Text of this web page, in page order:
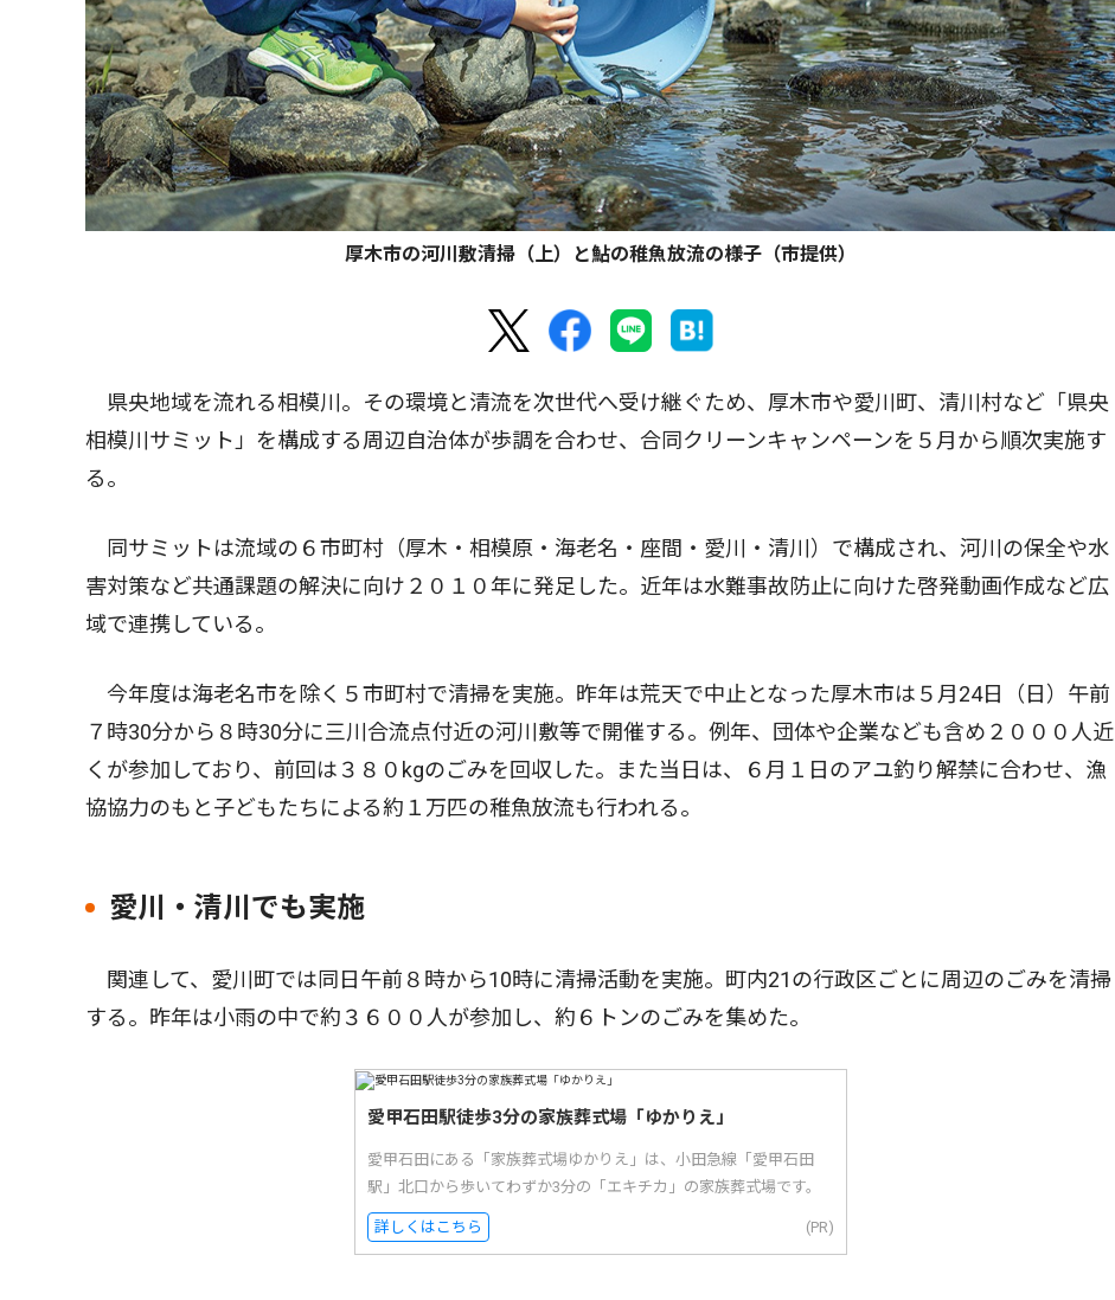
厚木市の河川敷清掃（上）と鮎の稚魚放流の様子（市提供）
県央地域を流れる相模川。その環境と清流を次世代へ受け継ぐため、厚木市や愛川町、清川村など「県央
相模川サミット」を構成する周辺自治体が歩調を合わせ、合同クリーンキャンペーンを５月から順次実施す
る。
同サミットは流域の６市町村（厚木・相模原・海老名・座間・愛川・清川）で構成され、河川の保全や水
害対策など共通課題の解決に向け２０１０年に発足した。近年は水難事故防止に向けた啓発動画作成など広
域で連携している。
今年度は海老名市を除く５市町村で清掃を実施。昨年は荒天で中止となった厚木市は５月24日（日）午前
７時30分から８時30分に三川合流点付近の河川敷等で開催する。例年、団体や企業なども含め２０００人近
くが参加しており、前回は３８０kgのごみを回収した。また当日は、６月１日のアユ釣り解禁に合わせ、漁
協協力のもと子どもたちによる約１万匹の稚魚放流も行われる。
愛川・清川でも実施
関連して、愛川町では同日午前８時から10時に清掃活動を実施。町内21の行政区ごとに周辺のごみを清掃
する。昨年は小雨の中で約３６００人が参加し、約６トンのごみを集めた。
愛甲石田駅徒歩3分の家族葬式場「ゆかりえ」
愛甲石田にある「家族葬式場ゆかりえ」は、小田急線「愛甲石田
駅」北口から歩いてわずか3分の「エキチカ」の家族葬式場です。
詳しくはこちら (PR)